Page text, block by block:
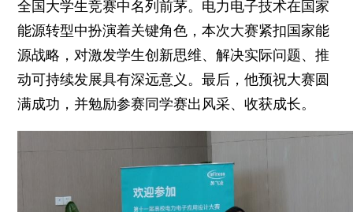
全国大学生竞赛中名列前茅。电力电子技术在国家
能源转型中扮演着关键角色，本次大赛紧扣国家能
源战略，对激发学生创新思维、解决实际问题、推
动可持续发展具有深远意义。最后，他预祝大赛圆
满成功，并勉励参赛同学赛出风采、收获成长。